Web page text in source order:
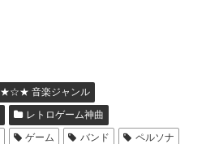
★☆★ 音楽ジャンル
レトロゲーム神曲
ゲーム バンド
ペルソナ